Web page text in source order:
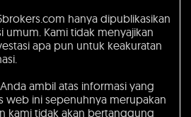
hanya dipublikasikan
umum. Kami tidak menyajikan
apa pun untuk keakuratan
ambil atas informasi yang
web ini sepenuhnya merupakan
kami tidak akan bertanggung